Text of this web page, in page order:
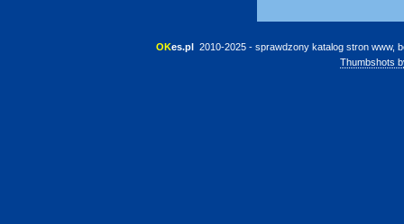
OKes.pl 2010-2025 - sprawdzony katalog stron www,
Thumbshots